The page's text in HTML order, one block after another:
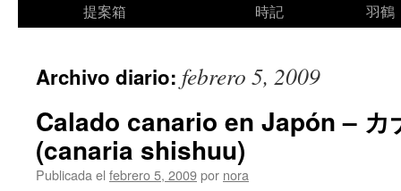
提案箱
時記
羽鶴
Archivo diario: febrero 5, 2009
Calado canario en Japón – カ
(canaria shishuu)
Publicada el febrero 5, 2009por nora